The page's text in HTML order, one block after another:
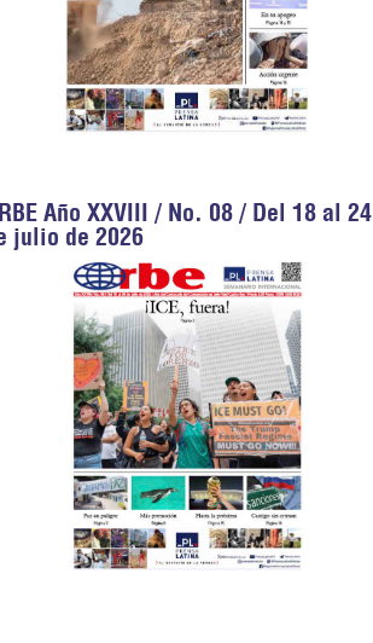
Año XXVIII / No. 08 / Del 18 al 24
julio de 2026